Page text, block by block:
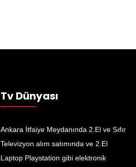
Tv Dünyası
Ankara İtfaiye Meydanında 2.El ve Sıfır
Televizyon alım satımında ve 2.El
Laptop Playstation gibi elektronik